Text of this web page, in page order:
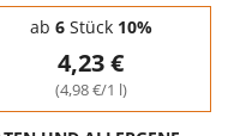
ab 6Stück 10%
4,23 €
(4,98 €/1 l)